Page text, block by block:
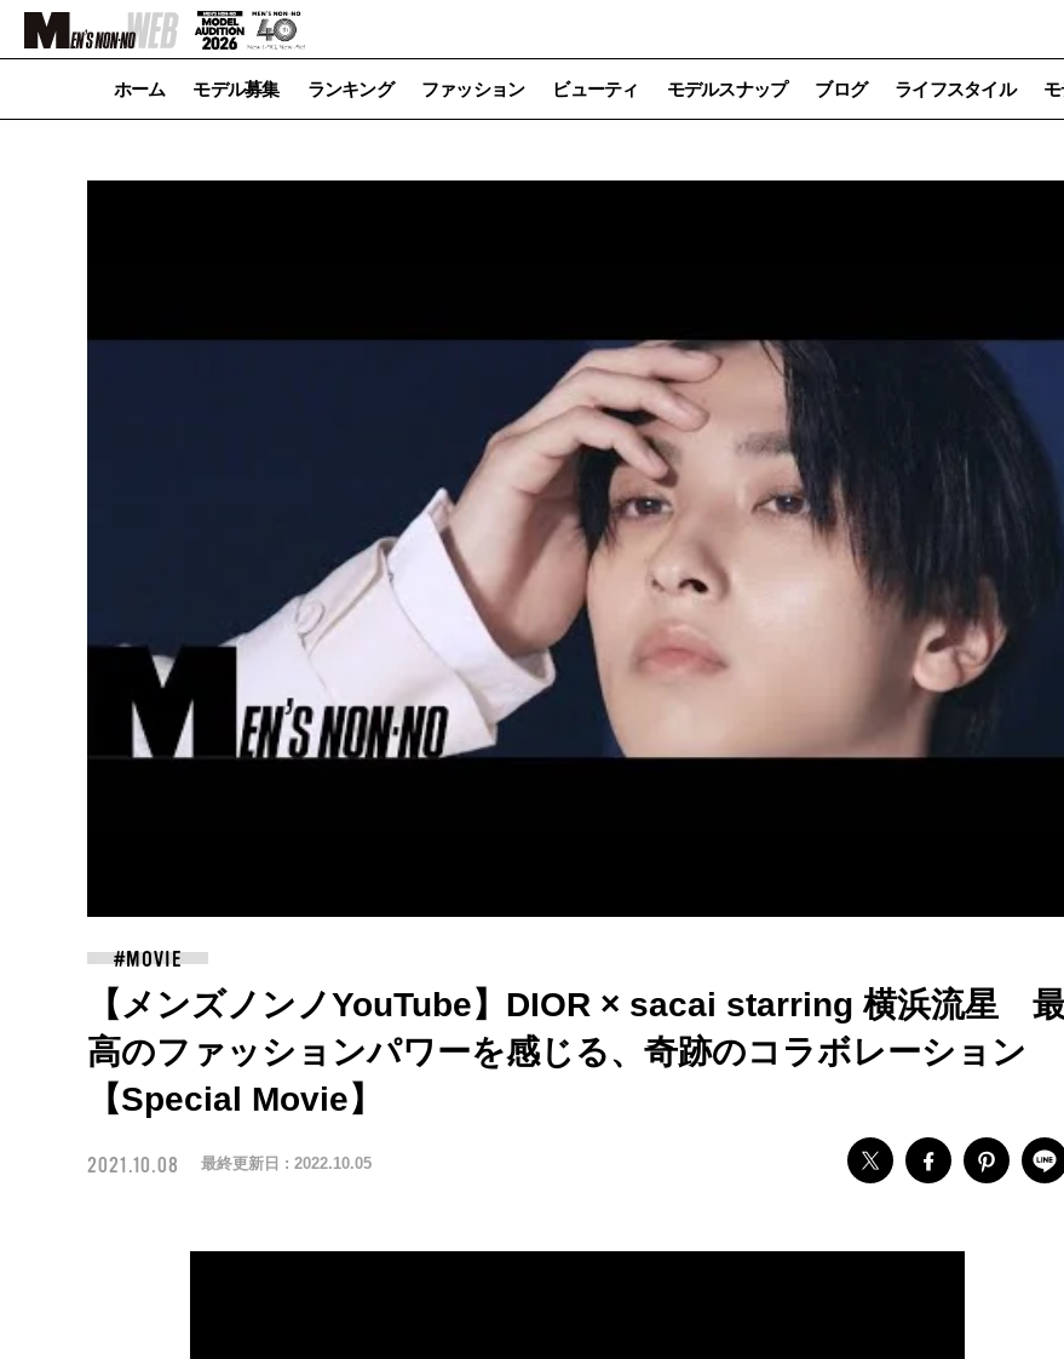
ホーム モデル募集 ランキング ファッション ビューティ モデルスナップ ブログ ライフスタイル
【メンズノンノYouTube】DIOR × sacai starring 横浜流星
高のファッションパワーを感じる、奇跡のコラボレーション
【Special Movie】
2021.10.08 最終更新日 : 2022.10.05